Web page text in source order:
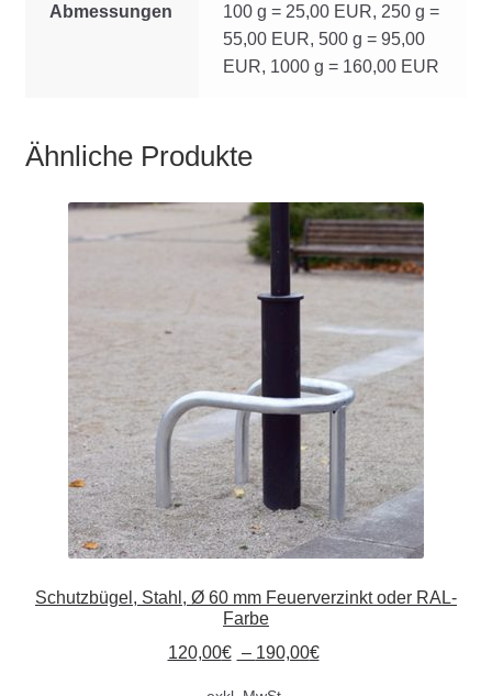
Abmessungen
100 g = 25,00 EUR, 250 g =
55,00 EUR, 500 g = 95,00
EUR, 1000 g = 160,00 EUR
Ähnliche Produkte
Schutzbügel, Stahl, Ø 60 mm Feuerverzinkt oder RAL-
Farbe
120,00€ – 190,00€